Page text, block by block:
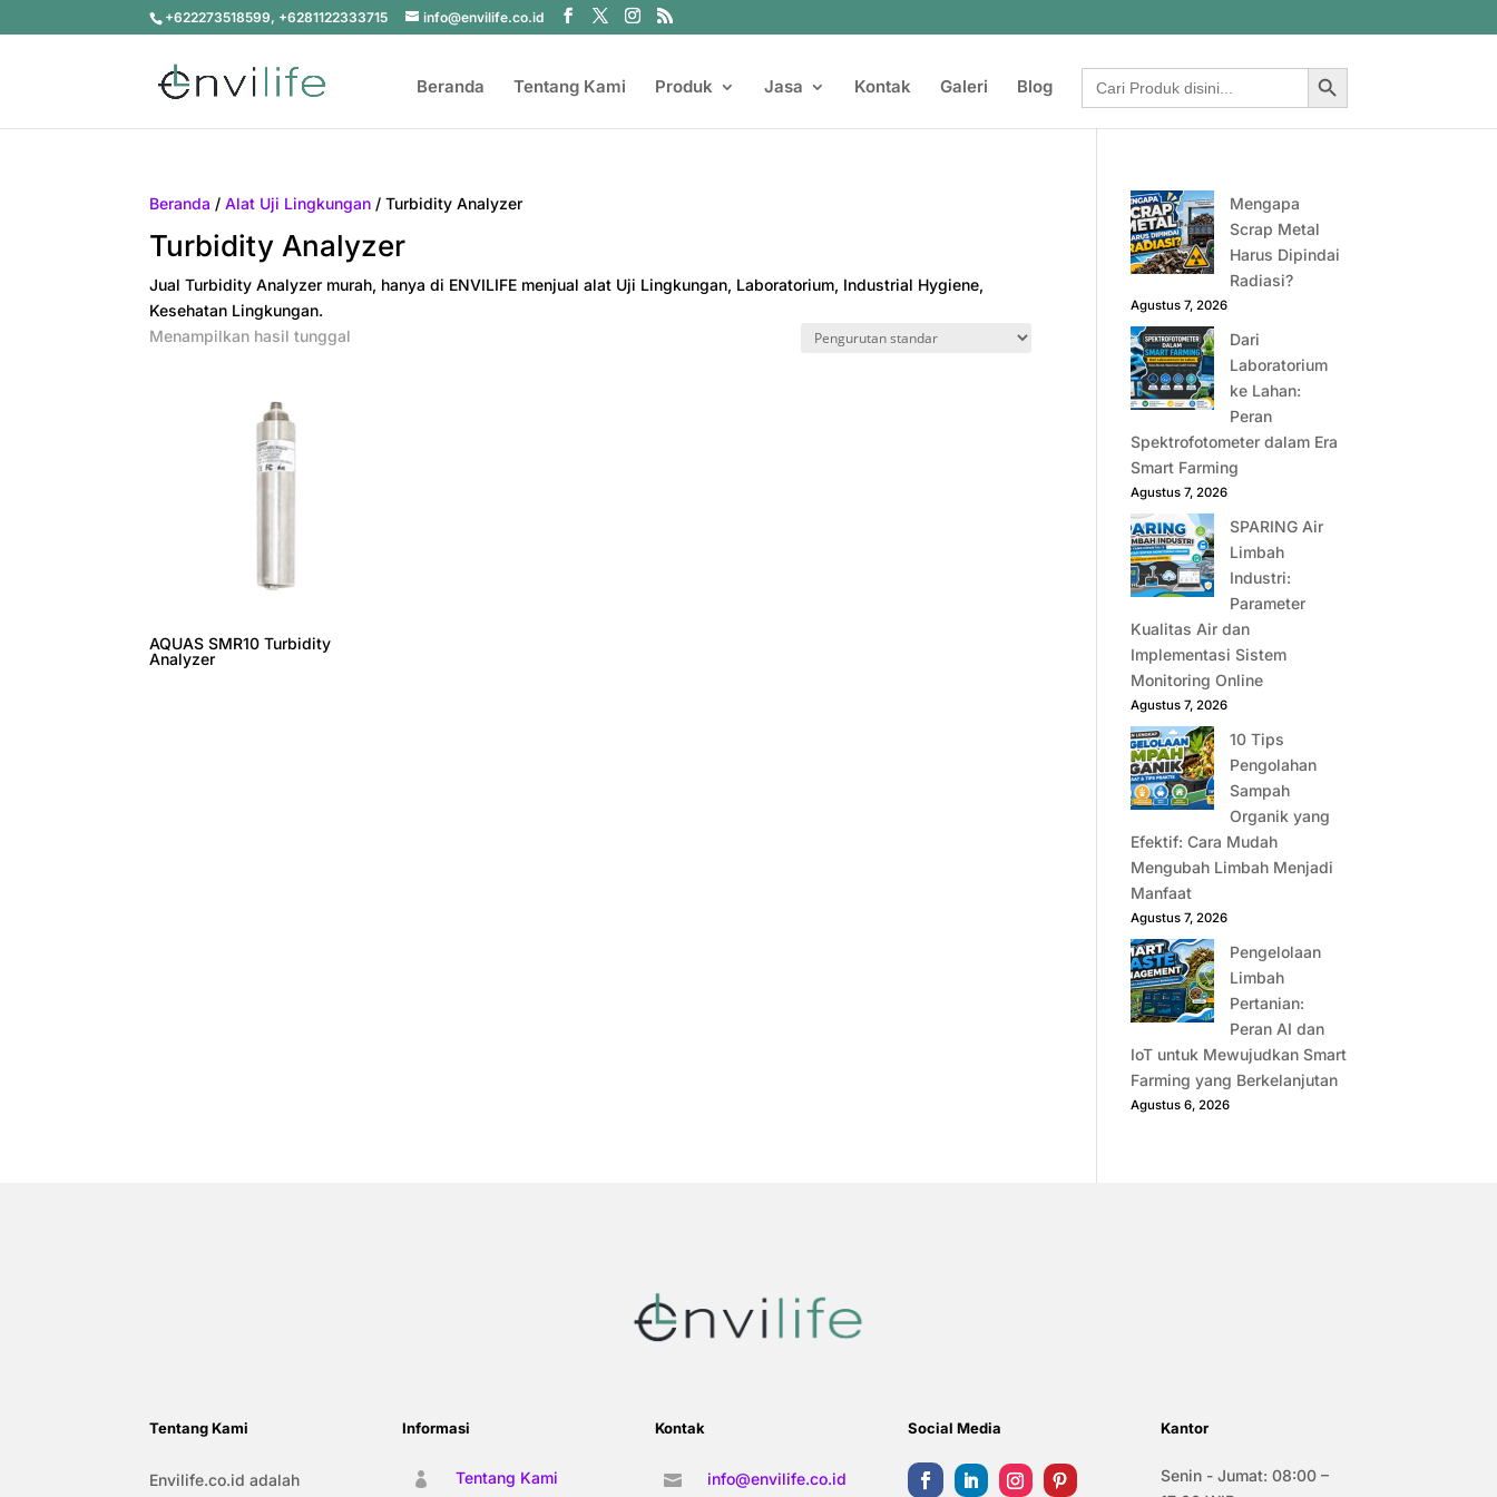
+622273518599, +6281122333715 info@envilife.co.id
Beranda Tentang Kami Produk Jasa Kontak Galeri Blog
Search
for:
Search Button
Beranda /Alat Uji Lingkungan / Turbidity Analyzer
Turbidity Analyzer
Jual Turbidity Analyzer murah, hanya di ENVILIFE menjual alat Uji Lingkungan, Laboratorium, Industrial Hygiene,
Kesehatan Lingkungan.
Menampilkan hasil tunggal
AQUAS SMR10 Turbidity
Analyzer
Mengapa
Scrap Metal
Harus Dipindai
Radiasi?
Agustus 7, 2026
Dari
Laboratorium
ke Lahan:
Peran
Spektrofotometer dalam Era
Smart Farming
Agustus 7, 2026
SPARING Air
Limbah
Industri:
Parameter
Kualitas Air dan
Implementasi Sistem
Monitoring Online
Agustus 7, 2026
10 Tips
Pengolahan
Sampah
Organik yang
Efektif: Cara Mudah
Mengubah Limbah Menjadi
Manfaat
Agustus 7, 2026
Pengelolaan
Limbah
Pertanian:
Peran AI dan
IoT untuk Mewujudkan Smart
Farming yang Berkelanjutan
Agustus 6, 2026
Tentang Kami
Envilife.co.id adalah
Informasi
 Tentang Kami
Kontak
 info@envilife.co.id
Social Media Kantor
Senin - Jumat: 08:00 –